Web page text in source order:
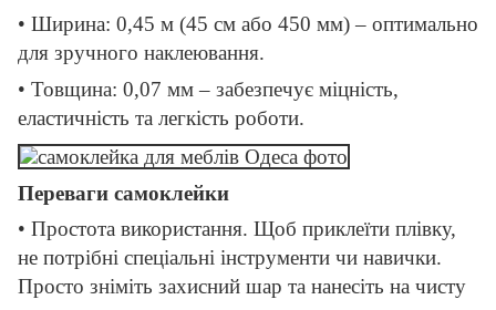
• Ширина: 0,45 м (45 см або 450 мм) – оптимально
для зручного наклеювання.
• Товщина: 0,07 мм – забезпечує міцність,
еластичність та легкість роботи.
Переваги самоклейки
• Простота використання. Щоб приклеїти плівку,
не потрібні спеціальні інструменти чи навички.
Просто зніміть захисний шар та нанесіть на чисту